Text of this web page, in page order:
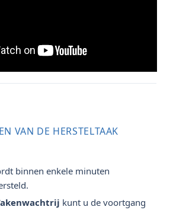
VAN DE HERSTELTAAK
binnen enkele minuten
kunt u de voortgang